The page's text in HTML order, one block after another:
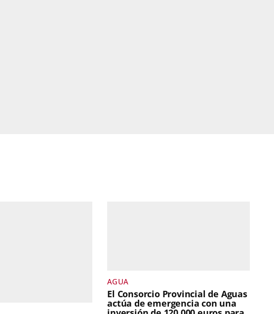
AGUA
El Consorcio Provincial de Aguas
actúa de emergencia con una